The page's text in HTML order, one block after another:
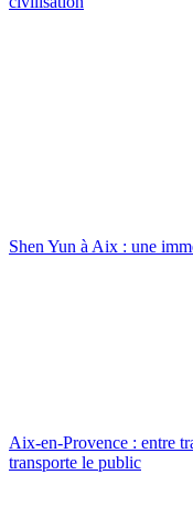
Shen Yun à Aix : une
Aix-en-Provence : entre
transporte le public